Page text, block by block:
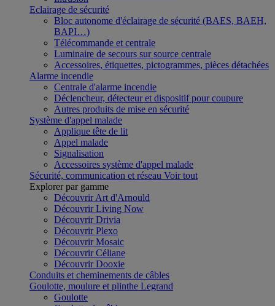
Eclairage de sécurité
Bloc autonome d'éclairage de sécurité (BAES, BAEH,
BAPI…)
Télécommande et centrale
Luminaire de secours sur source centrale
Accessoires, étiquettes, pictogrammes, pièces détachées
Alarme incendie
Centrale d'alarme incendie
Déclencheur, détecteur et dispositif pour coupure
Autres produits de mise en sécurité
Système d'appel malade
Applique tête de lit
Appel malade
Signalisation
Accessoires système d'appel malade
Sécurité, communication et réseau Voir tout
Explorer par gamme
Découvrir Art d'Arnould
Découvrir Living Now
Découvrir Drivia
Découvrir Plexo
Découvrir Mosaic
Découvrir Céliane
Découvrir Dooxie
Conduits et cheminements de câbles
Goulotte, moulure et plinthe Legrand
Goulotte